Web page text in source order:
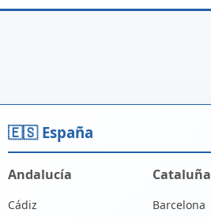
🇪🇸 España
Andalucía
Cádiz
Cataluña
Barcelona